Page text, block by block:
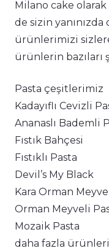
Milano cake
de sizin
ürünlerimizi
ürünlerin bazıları
Pasta çeşitlerimiz
Kadayıflı Cevizli
Ananaslı Bademli
Fıstık Bahçesi
Fıstıklı Pasta
Devil’s My Black
Kara Orman
Orman Meyveli
Mozaik Pasta
daha fazla